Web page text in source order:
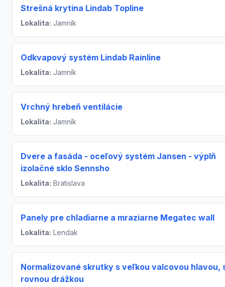
Strešná krytina Lindab Topline
Lokalita: Jamník
Odkvapový systém Lindab Rainline
Lokalita: Jamník
Vrchný hrebeň ventilácie
Lokalita: Jamník
Dvere a fasáda - oceľový systém Jansen - výplň
izolačné sklo Sennsho
Lokalita: Bratislava
Panely pre chladiarne a mraziarne Megatec wall
Lokalita: Lendak
Normalizované skrutky s veľkou valcovou hlavou,
rovnou drážkou